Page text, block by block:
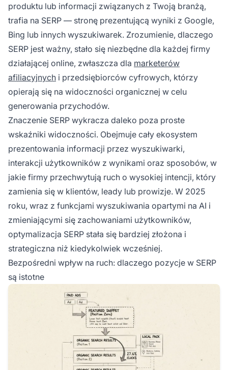
produktu lub informacji związanych z Twoją branżą,
trafia na SERP — stronę prezentującą wyniki z Google,
Bing lub innych wyszukiwarek. Zrozumienie, dlaczego
SERP jest ważny, stało się niezbędne dla każdej firmy
działającej online, zwłaszcza dla marketerów
afiliacyjnych i przedsiębiorców cyfrowych, którzy
opierają się na widoczności organicznej w celu
generowania przychodów.
Znaczenie SERP wykracza daleko poza proste
wskaźniki widoczności. Obejmuje cały ekosystem
prezentowania informacji przez wyszukiwarki,
interakcji użytkowników z wynikami oraz sposobów, w
jakie firmy przechwytują ruch o wysokiej intencji, który
zamienia się w klientów, leady lub prowizje. W 2025
roku, wraz z funkcjami wyszukiwania opartymi na AI i
zmieniającymi się zachowaniami użytkowników,
optymalizacja SERP stała się bardziej złożona i
strategiczna niż kiedykolwiek wcześniej.
Bezpośredni wpływ na ruch: dlaczego pozycje w SERP
są istotne